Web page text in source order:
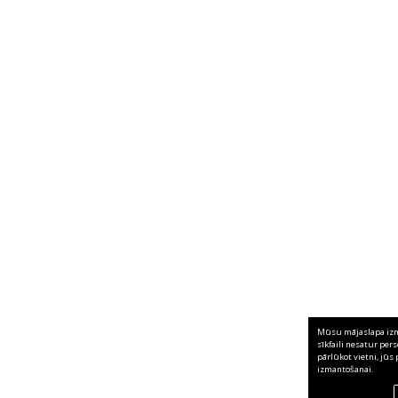
Mūsu mājaslapa
sīkfaili nesatur
pārlūkot vietni, jūs
izmantošanai.